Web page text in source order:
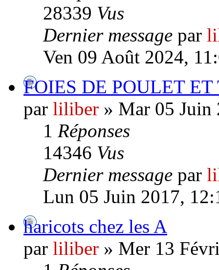
28339 Vus
Dernier message par
Ven 09 Août 2024,
FOIES DE POULET ET
par liliber » Mar 05 Juin
1 Réponses
14346 Vus
Dernier message par
Lun 05 Juin 2017,
haricots chez les A
par liliber » Mer 13